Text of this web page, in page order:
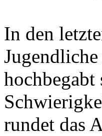
In den
hochbegabt
rundet das